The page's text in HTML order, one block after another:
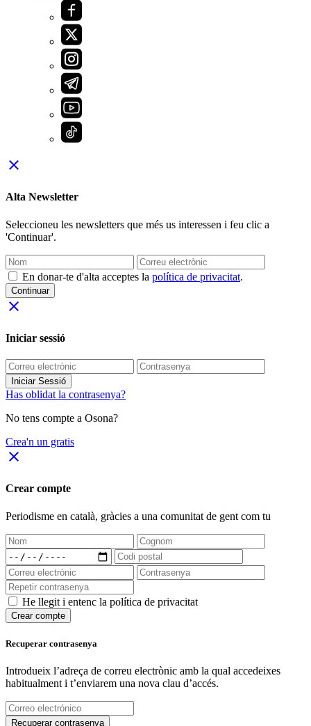
close
Alta Newsletter
Seleccioneu les newsletters que més us interessen i feu clic a
'Continuar'.
En donar-te d'alta acceptes la política de privacitat.
Continuar
close
Iniciar sessió
Iniciar Sessió
Has oblidat la contrasenya?
No tens compte a Osona?
Crea'n un gratis
close
Crear compte
Periodisme en català, gràcies a una comunitat de gent com tu
He llegit i entenc la política de privacitat
Crear compte
Recuperar contrasenya
Introdueix l’adreça de correu electrònic amb la qual accedeixes
habitualment i t’enviarem una nova clau d’accés.
Recuperar contrasenya